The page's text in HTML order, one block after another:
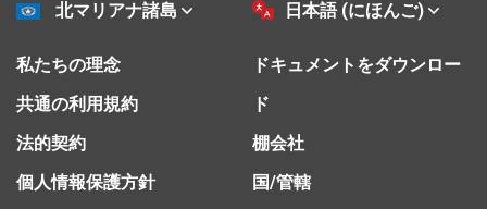
北マリアナ諸島 日本語 (にほんご)
私たちの理念
共通の利用規約
法的契約
個人情報保護方針
ドキュメントをダウンロー
ド
棚会社
国/管轄